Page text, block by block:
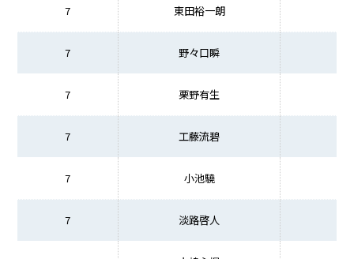
7 東田裕一朗
7 野々口瞬
7 栗野有生
7 工藤流碧
7 小池驍
7 淡路啓人